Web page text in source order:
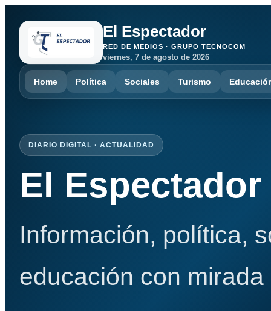
El Espectador
RED DE MEDIOS · GRUPO TECNOCOM
viernes, 7 de agosto de 2026
Home Política Sociales Turismo
DIARIO DIGITAL · ACTUALIDAD
El Espectador
Información, política,
educación con